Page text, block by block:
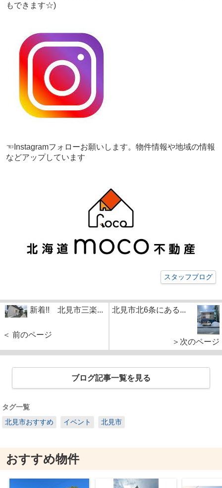
もできます☆)
☜Instagramフォローお願いします。物件情報や地域の情報
などアップしています
スタッフブログ
新着!! 北見市三楽...
＜ 前のページ
北見市北6条にある...
＞次のページ
ブログ記事一覧を見る
タグ一覧
北見市おすすめ
イベント 北見市
おすすめ物件